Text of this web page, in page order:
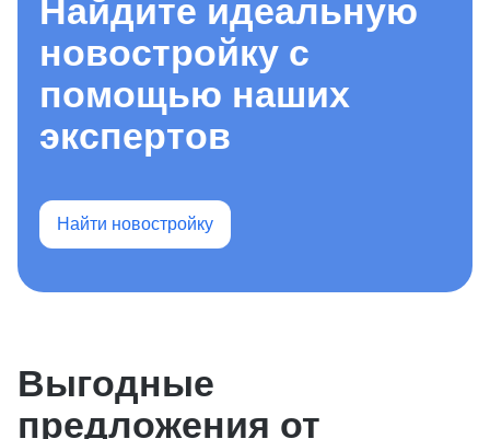
Найдите идеальную
новостройку с
помощью наших
экспертов
Найти новостройку
Выгодные
предложения от